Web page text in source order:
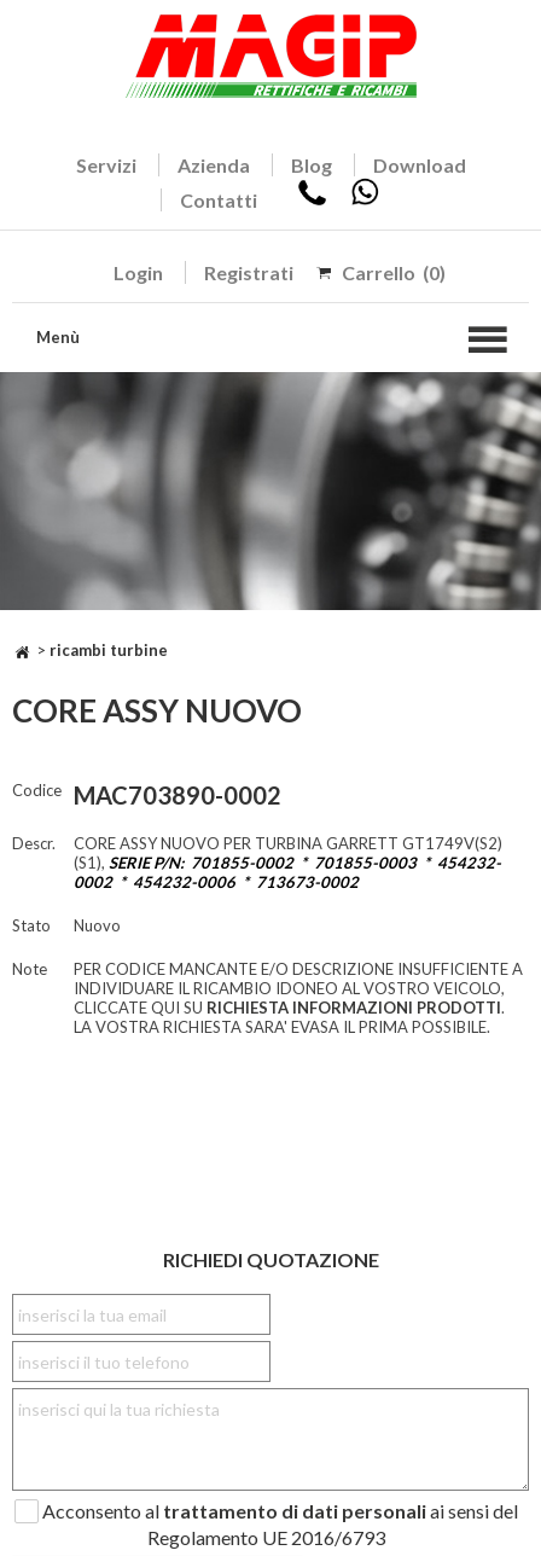
Servizi Azienda Blog
Download
Contatti
Login Registrati Carrello (0)
Menù
> ricambi turbine
CORE ASSY NUOVO
Codice MAC703890-0002
Descr.
CORE ASSY NUOVO PER TURBINA GARRETT GT1749V(S2)
(S1), SERIE P/N: 701855-0002 * 701855-0003 * 454232-
0002 * 454232-0006 * 713673-0002
Stato Nuovo
Note
PER CODICE MANCANTE E/O DESCRIZIONE INSUFFICIENTE A
INDIVIDUARE IL RICAMBIO IDONEO AL VOSTRO VEICOLO,
CLICCATE QUI SU RICHIESTA INFORMAZIONI PRODOTTI.
LA VOSTRA RICHIESTA SARA' EVASA IL PRIMA POSSIBILE.
RICHIEDI QUOTAZIONE
Acconsento al trattamento di dati personaliai sensi del
Regolamento UE 2016/6793